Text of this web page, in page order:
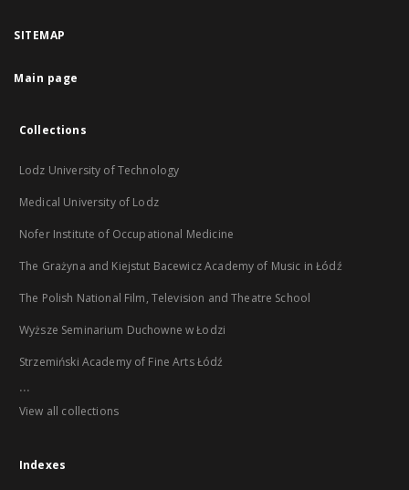
SITEMAP
Main page
Collections
Lodz University of Technology
Medical University of Lodz
Nofer Institute of Occupational Medicine
The Grażyna and Kiejstut Bacewicz Academy of Music in Łódź
The Polish National Film, Television and Theatre School
Wyższe Seminarium Duchowne w Łodzi
Strzemiński Academy of Fine Arts Łódź
...
View all collections
Indexes